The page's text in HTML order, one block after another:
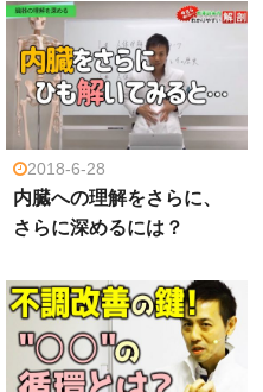
2018-6-28
内臓への理解をさらに、
さらに深めるには？